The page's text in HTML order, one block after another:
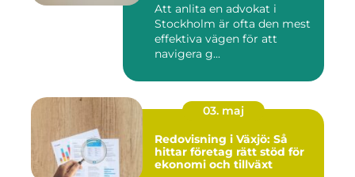
Att anlita en advokat i
Stockholm är ofta den mest
effektiva vägen för att
navigera g...
03. maj
Redovisning i Växjö: Så
hittar företag rätt stöd för
ekonomi och tillväxt